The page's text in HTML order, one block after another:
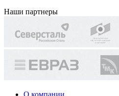
Наши партнеры